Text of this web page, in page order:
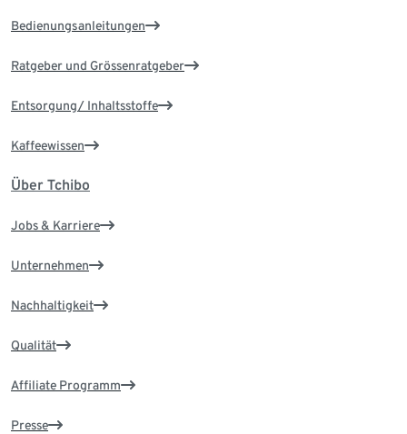
Bedienungsanleitungen
Ratgeber und Grössenratgeber
Entsorgung/ Inhaltsstoffe
Kaffeewissen
Über Tchibo
Jobs & Karriere
Unternehmen
Nachhaltigkeit
Qualität
Affiliate Programm
Presse